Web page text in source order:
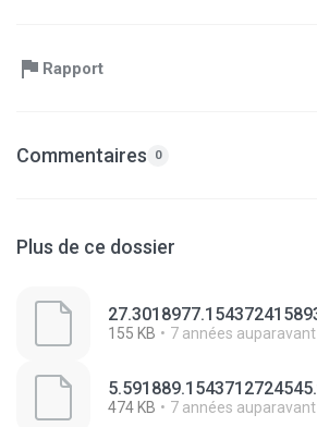
Rapport
Commentaires 0
Plus de ce dossier
155 KB 7 années auparavant
474 KB 7 années auparavant